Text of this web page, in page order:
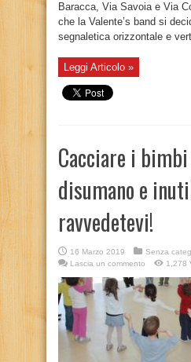
Baracca, Via Savoia e Via
che la Valente’s band si
segnaletica orizzontale e
Leggi Articolo »
Cacciare i
disumano e
ravvedetevi!
16 Marzo 2019
Senza
Lascia un commento
1,278